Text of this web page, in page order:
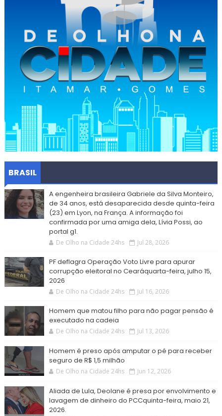
BRASIL
A engenheira brasileira Gabriele da Silva Monteiro,
de 34 anos, está desaparecida desde quinta-feira
(23) em Lyon, na França. A informação foi
confirmada por uma amiga dela, Lívia Possi, ao
portal g1.
De Olho na Cidade 24hs Jul 28, 2026
PF deflagra Operação Voto Livre para apurar
corrupção eleitoral no Cearáquarta-feira, julho 15,
2026
De Olho na Cidade 24hs Jul 16, 2026
Homem que matou filho para não pagar pensão é
executado na cadeia
De Olho na Cidade 24hs Jul 13, 2026
Homem é preso após amputar o pé para receber
seguro de R$ 1,5 milhão
De Olho na Cidade 24hs Jun 12, 2026
Aliada de Lula, Deolane é presa por envolvimento e
lavagem de dinheiro do PCCquinta-feira, maio 21,
2026.